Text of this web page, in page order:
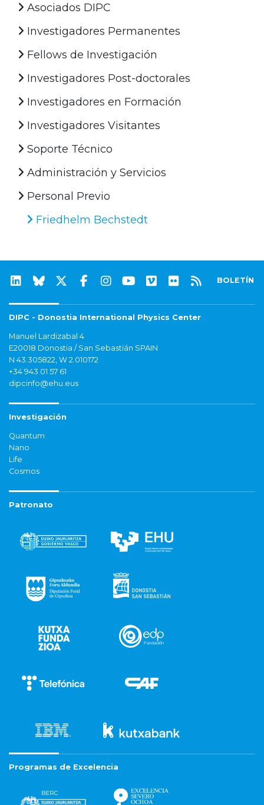
Asociados DIPC
Investigadores Permanentes
Fellows de Investigación
Investigadores Post-doctorales
Investigadores en Formación
Investigadores Visitantes
Soporte Técnico
Administración y Servicios
Personal Previo
Friedhelm Bechstedt
BOLETÍN
DIPC - Donostia International Physics Center
Manuel Lardizabal 4
E20018 Donostia / San Sebastián SPAIN
N 43.305822, W 2.010172
+34 943 01 57 61
dipcinfo@ehu.eus
Investigación
Quantum
Nano
Life
Cosmos
Patronato
Programas de Excelencia